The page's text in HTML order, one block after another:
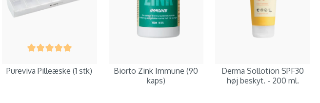
Pureviva Pilleæske (1 stk)
Biorto Zink Immune (90
kaps)
Derma Sollotion SPF30
høj beskyt. - 200 ml.